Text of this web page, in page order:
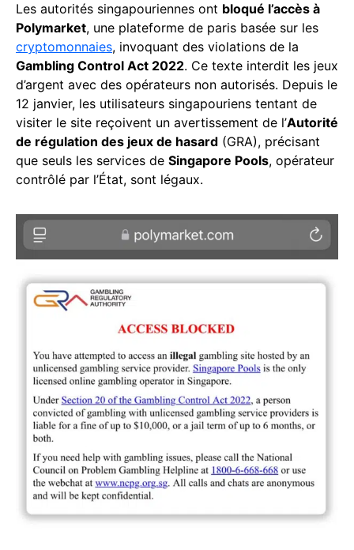
Les autorités singapouriennes ont bloqué l’accès à
Polymarket, une plateforme de paris basée sur les
cryptomonnaies, invoquant des violations de la
Gambling Control Act 2022. Ce texte interdit les jeux
d’argent avec des opérateurs non autorisés. Depuis le
12 janvier, les utilisateurs singapouriens tentant de
visiter le site reçoivent un avertissement de l’Autorité
de régulation des jeux de hasard (GRA), précisant
que seuls les services de Singapore Pools, opérateur
contrôlé par l’État, sont légaux.